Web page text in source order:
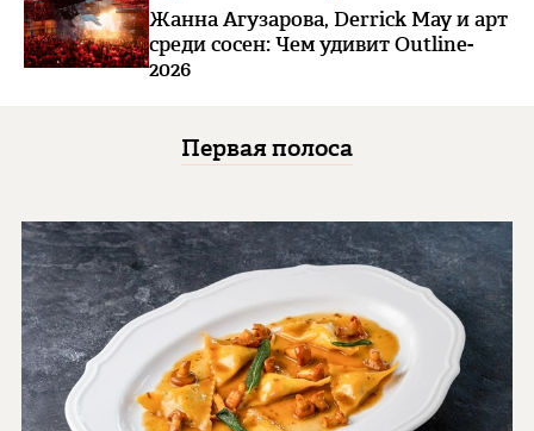
Жанна Агузарова, Derrick May и арт
среди сосен: Чем удивит Outline-
2026
Первая полоса